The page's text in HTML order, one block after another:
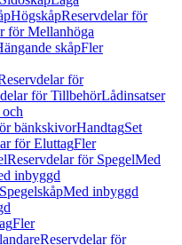
HögskåpReservdelar för
för Mellanhöga
skåpFler
för
för TillbehörLådinsatser
bänkskivorHandtagSet
för EluttagFler
Reservdelar för SpegelMed
inbyggd
Med inbyggd
Fler
Reservdelar för